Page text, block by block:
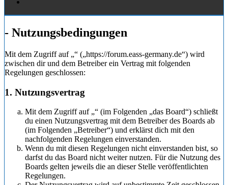
- Nutzungsbedingungen
Mit dem Zugriff auf „“ („https://forum.eass-germany.de“) wird
zwischen dir und dem Betreiber ein Vertrag mit folgenden
Regelungen geschlossen:
1. Nutzungsvertrag
Mit dem Zugriff auf „“ (im Folgenden „das Board“) schließt
du einen Nutzungsvertrag mit dem Betreiber des Boards ab
(im Folgenden „Betreiber“) und erklärst dich mit den
nachfolgenden Regelungen einverstanden.
Wenn du mit diesen Regelungen nicht einverstanden bist, so
darfst du das Board nicht weiter nutzen. Für die Nutzung des
Boards gelten jeweils die an dieser Stelle veröffentlichten
Regelungen.